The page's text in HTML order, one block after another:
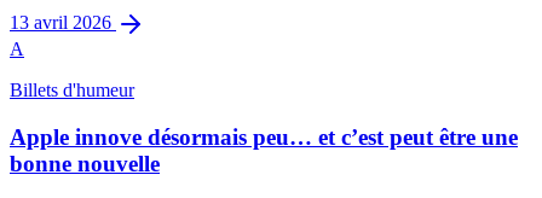
13 avril 2026
A
Billets d'humeur
Apple innove désormais peu… et c’est peut être une
bonne nouvelle